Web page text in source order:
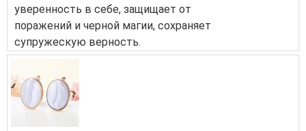
уверенность в себе, защищает от
поражений и черной магии, сохраняет
супружескую верность.